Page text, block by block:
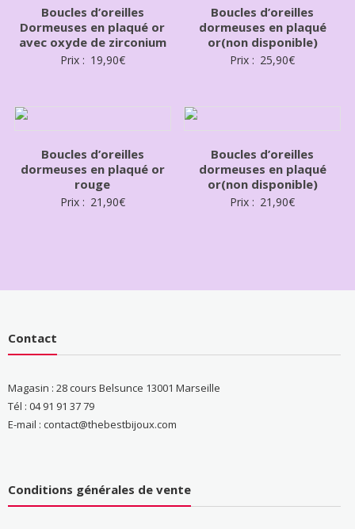
Boucles d’oreilles
Dormeuses en plaqué or
avec oxyde de zirconium
Prix : 19,90€
Boucles d’oreilles
dormeuses en plaqué
or(non disponible)
Prix : 25,90€
Boucles d’oreilles
dormeuses en plaqué or
rouge
Prix : 21,90€
Boucles d’oreilles
dormeuses en plaqué
or(non disponible)
Prix : 21,90€
Contact
Magasin : 28 cours Belsunce 13001 Marseille
Tél : 04 91 91 37 79
E-mail : contact@thebestbijoux.com
Conditions générales de vente